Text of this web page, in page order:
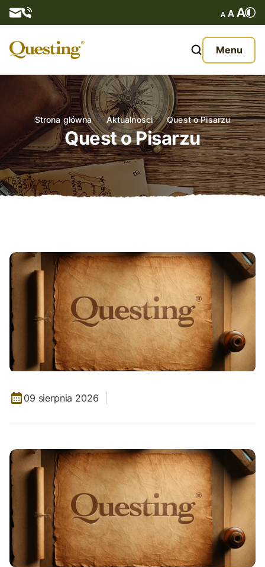
Menu
O nas
Oferta
Aktualności
Kontakt
Strona główna Aktualności Quest o Pisarzu
Quest o Pisarzu
09 sierpnia 2026